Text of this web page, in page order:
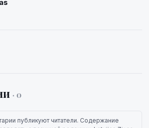
· 0
публикуют читатели. Содержание